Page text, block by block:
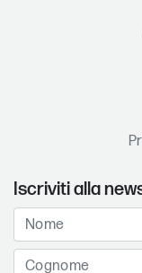
Iscriviti alla